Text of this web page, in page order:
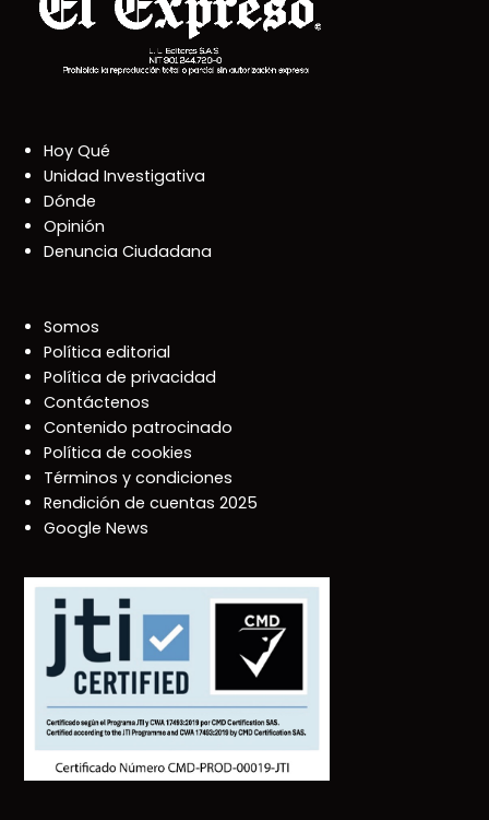
Hoy Qué
Unidad Investigativa
Dónde
Opinión
Denuncia Ciudadana
Somos
Política editorial
Política de privacidad
Contáctenos
Contenido patrocinado
Política de cookies
Términos y condiciones
Rendición de cuentas 2025
Google News